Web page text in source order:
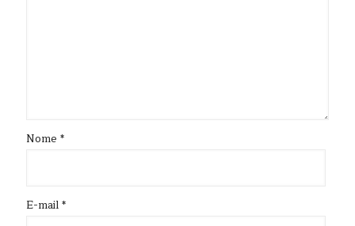
Nome *
E-mail*